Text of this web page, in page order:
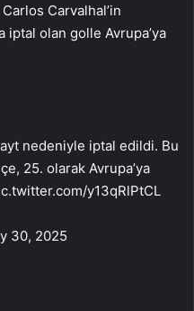
Carvalhal’in
iptal olan golle Avrupa’ya
nedeniyle iptal edildi. Bu
25. olarak Avrupa’ya
y13qRlPtCL
30, 2025